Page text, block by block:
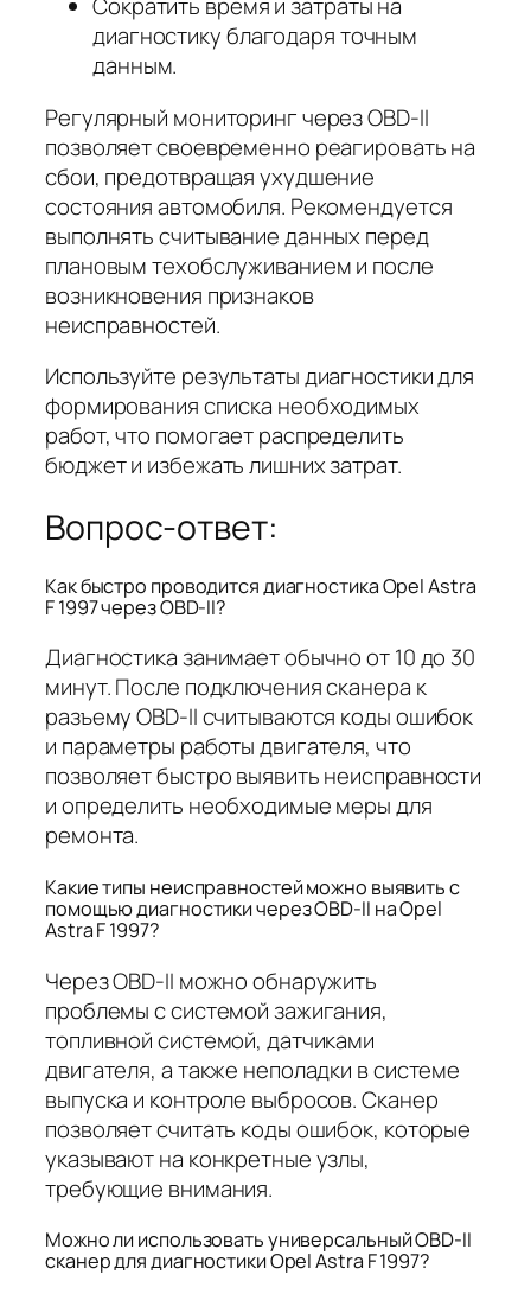
Сократить время и затраты на
диагностику благодаря точным
данным.
Регулярный мониторинг через OBD-II
позволяет своевременно реагировать на
сбои, предотвращая ухудшение
состояния автомобиля. Рекомендуется
выполнять считывание данных перед
плановым техобслуживанием и после
возникновения признаков
неисправностей.
Используйте результаты диагностики для
формирования списка необходимых
работ, что помогает распределить
бюджет и избежать лишних затрат.
Вопрос-ответ:
Как быстро проводится диагностика Opel Astra
F 1997 через OBD-II?
Диагностика занимает обычно от 10 до 30
минут. После подключения сканера к
разъему OBD-II считываются коды ошибок
и параметры работы двигателя, что
позволяет быстро выявить неисправности
и определить необходимые меры для
ремонта.
Какие типы неисправностей можно выявить с
помощью диагностики через OBD-II на Opel
Astra F 1997?
Через OBD-II можно обнаружить
проблемы с системой зажигания,
топливной системой, датчиками
двигателя, а также неполадки в системе
выпуска и контроле выбросов. Сканер
позволяет считать коды ошибок, которые
указывают на конкретные узлы,
требующие внимания.
Можно ли использовать универсальный OBD-II
сканер для диагностики Opel Astra F 1997?